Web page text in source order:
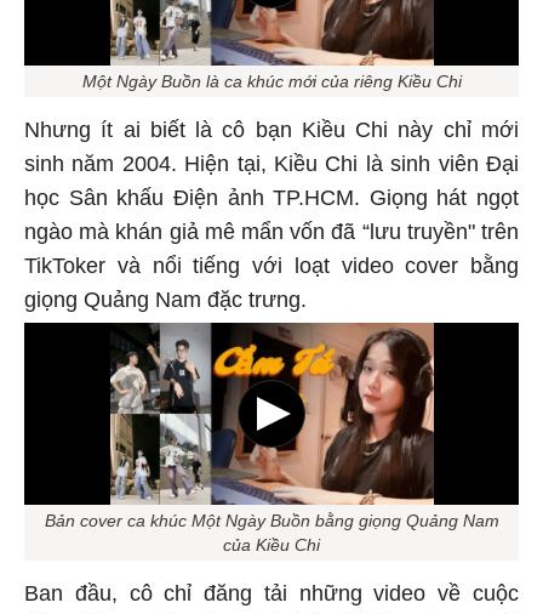
Một Ngày Buồn là ca khúc mới của riêng Kiều Chi
Nhưng ít ai biết là cô bạn Kiều Chi này chỉ mới
sinh năm 2004. Hiện tại, Kiều Chi là sinh viên Đại
học Sân khấu Điện ảnh TP.HCM. Giọng hát ngọt
ngào mà khán giả mê mẩn vốn đã “lưu truyền" trên
TikToker và nổi tiếng với loạt video cover bằng
giọng Quảng Nam đặc trưng.
Bản cover ca khúc Một Ngày Buồn bằng giọng Quảng Nam
của Kiều Chi
Ban đầu, cô chỉ đăng tải những video về cuộc